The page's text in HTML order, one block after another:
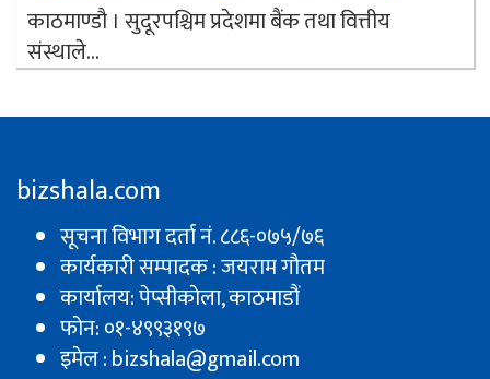
काठमाण्डौ । सुदूरपश्चिम प्रदेशमा बैंक तथा वित्तीय
संस्थाले...
bizshala.com
सूचना विभाग दर्ता नं. ८८६-०७५/७६
कार्यकारी सम्पादक : जयराम गौतम
कार्यालय: पेप्सीकाेला, काठमाडौं
फोन: ०१-४९९३१९७
इमेल : bizshala@gmail.com